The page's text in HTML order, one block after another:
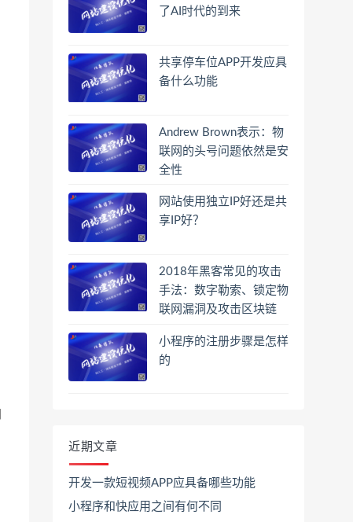
了AI时代的到来
共享停车位APP开发应具
备什么功能
Andrew Brown表示：物
联网的头号问题依然是安
全性
网站使用独立IP好还是共
享IP好？
2018年黑客常见的攻击
手法：数字勒索、锁定物
联网漏洞及攻击区块链
小程序的注册步骤是怎样
的
近期文章
开发一款短视频APP应具备哪些功能
小程序和快应用之间有何不同